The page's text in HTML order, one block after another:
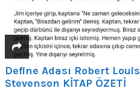
Define Adası Robert Louis
Stevenson KİTAP ÖZETİ